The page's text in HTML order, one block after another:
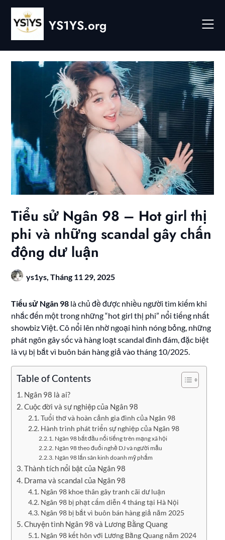
Skip
content
YS1YS.org
Tiểu sử Ngân 98 – Hot girl thị
phi và những scandal gây chấn
động dư luận
ys1ys,Tháng 11 29, 2025
Tiểu sử Ngân 98 là chủ đề được nhiều người tìm kiếm khi
nhắc đến một trong những “hot girl thị phi” nổi tiếng nhất
showbiz Việt. Cô nổi lên nhờ ngoại hình nóng bỏng, những
phát ngôn gây sốc và hàng loạt scandal đình đám, đặc biệt
là vụ bị bắt vì buôn bán hàng giả vào tháng 10/2025.
Table of Contents
Ngân 98 là ai?
Cuộc đời và sự nghiệp của Ngân 98
Tuổi thơ và hoàn cảnh gia đình của Ngân 98
Hành trình phát triển sự nghiệp của Ngân 98
Ngân 98 bắt đầu nổi tiếng trên mạng xã hội
Ngân 98 theo đuổi nghề DJ và người mẫu
Ngân 98 lấn sân kinh doanh mỹ phẩm
Thành tích nổi bật của Ngân 98
Drama và scandal của Ngân 98
Ngân 98 khoe thân gây tranh cãi dư luận
Ngân 98 bị phạt cấm diễn 4 tháng tại Hà Nội
Ngân 98 bị bắt vì buôn bán hàng giả năm 2025
Chuyện tình Ngân 98 và Lương Bằng Quang
Ngân 98 kết hôn với Lương Bằng Quang năm 2024